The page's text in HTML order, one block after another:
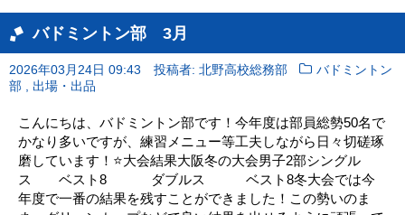
バドミントン部 3月
2026年03月24日 09:43 投稿者: 北野高校総務部
バドミントン
部
出場・出品
こんにちは、バドミントン部です！今年度は部員総勢50名で
かなり多いですが、練習メニュー等工夫しながら日々切磋琢
磨しています！⭐️大会結果大阪冬の大会男子2部シングル
ス ベスト8 ダブルス ベスト8冬大会では今
年度で一番の結果を残すことができました！この勢いのま